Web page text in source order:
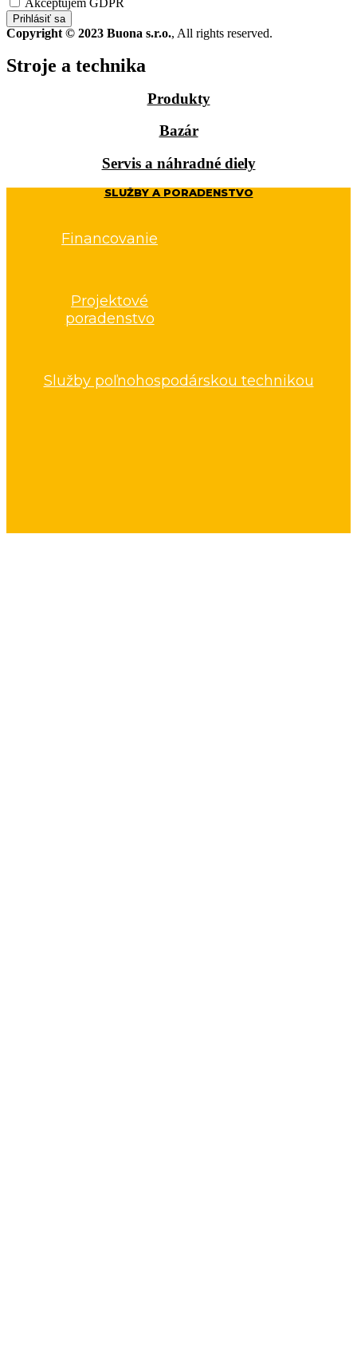
Prihlásiť sa
Copyright © 2023 Buona s.r.o., All rights reserved.
Stroje a technika
Produkty
Bazár
Servis a náhradné diely
SLUŽBY A PORADENSTVO
Financovanie
Projektové
poradenstvo
Služby poľnohospodárskou technikou